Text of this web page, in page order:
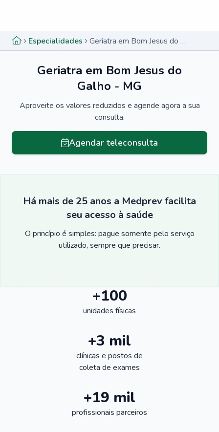
Especialidades Geriatra em Bom Jesus do Galho - MG
Geriatra em Bom Jesus do
Galho - MG
Aproveite os valores reduzidos e agende agora a sua
consulta.
Agendar teleconsulta
Há mais de 25 anos a Medprev facilita
seu acesso à saúde
O princípio é simples: pague somente pelo serviço
utilizado, sempre que precisar.
+100
unidades físicas
+3 mil
clínicas e postos de
coleta de exames
+19 mil
profissionais parceiros